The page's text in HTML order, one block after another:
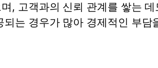
, 고객과의 신뢰 관계를 쌓는
는 경우가 많아 경제적인 부담